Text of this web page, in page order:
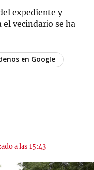
expediente y
el vecindario se ha
a las 15:43
en Google